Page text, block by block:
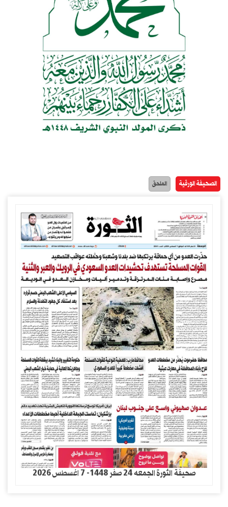
الصحيفة الورقية الملحق
صحيفة الثورة الجمعه 24 صفر 1448- 7 اغسطس 2026